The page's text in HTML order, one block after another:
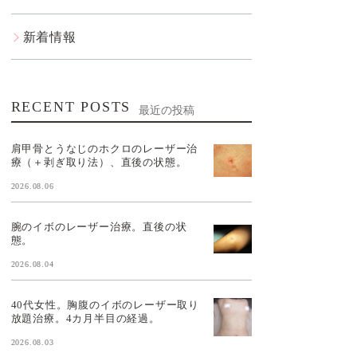
新着情報
RECENT POSTS 最近の投稿
肩甲骨とうなじのホクロのレーザー治
療（＋剥ぎ取り法）、直後の状態。
2026.08.06
腕のイボのレーザー治療。直後の状
態。
2026.08.04
40代女性。胸腹のイボのレーザー取り
放題治療。4カ月半目の経過。
2026.08.03